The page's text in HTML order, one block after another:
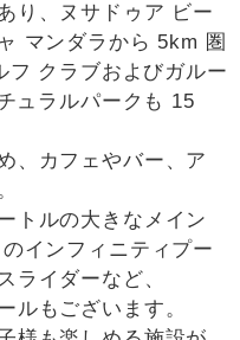
り、ヌサドゥア ビー
マンダラから 5km 圏
フ クラブおよびガルー
ュラルパークも 15
、カフェやバー、ア
トルの大きなメイン
インフィニティプー
ライダーなど、
ルもございます。